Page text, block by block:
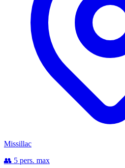
Missillac
👥 5 pers. max